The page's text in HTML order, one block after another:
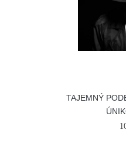
TAJEMNÝ